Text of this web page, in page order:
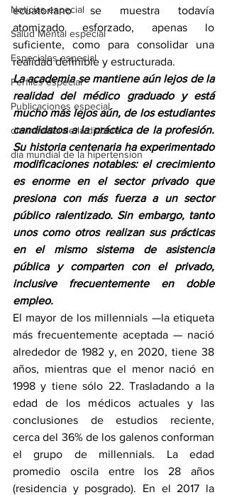
Noticias especial
Salud Mental especial
Especiales especial
Perfiles especial
Publicaciones especial
dia mundial de la diabetes
dia mundial de la hipertension
ecuatoriano se muestra todavía
atomizado esforzado, apenas lo
suficiente, como para consolidar una
realidad definible y estructurada.
La academia se mantiene aún lejos de la
realidad del médico graduado y está
mucho más lejos aún, de los estudiantes
candidatos a la práctica de la profesión.
Su historia centenaria ha experimentado
modificaciones notables: el crecimiento
es enorme en el sector privado que
presiona con más fuerza a un sector
público ralentizado. Sin embargo, tanto
unos como otros realizan sus prácticas
en el mismo sistema de asistencia
pública y comparten con el privado,
inclusive frecuentemente en doble
empleo.
El mayor de los millennials —la etiqueta
más frecuentemente aceptada — nació
alrededor de 1982 y, en 2020, tiene 38
años, mientras que el menor nació en
1998 y tiene sólo 22. Trasladando a la
edad de los médicos actuales y las
conclusiones de estudios reciente,
cerca del 36% de los galenos conforman
el grupo de millennials. La edad
promedio oscila entre los 28 años
(residencia y posgrado). En el 2017 la